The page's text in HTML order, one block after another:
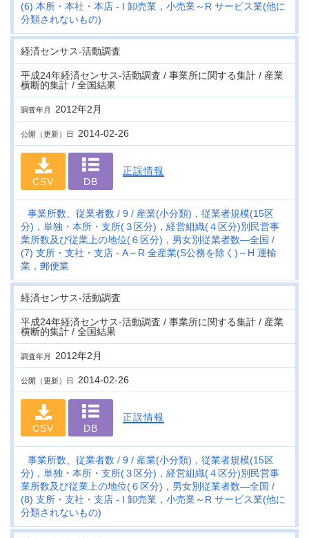
(6) 本所・本社・本店 - I 卸売業，小売業～R サービス業(他に
分類されないもの)
経済センサス‐活動調査
平成24年経済センサス‐活動調査 / 事業所に関する集計 / 産業
横断的集計 / 全国結果
調査年月 2012年2月
公開（更新）日 2014-02-26
CSV DB
正誤情報
事業所数、従業者数 9
産業(小分類)，従業者規模(15区
分)，単独・本所・支所(３区分)，経営組織(４区分)別民営事
業所数及び従業上の地位(６区分)，男女別従業者数―全国
(7) 支所・支社・支店 - A～R 全産業(S公務を除く)～H 運輸
業，郵便業
経済センサス‐活動調査
平成24年経済センサス‐活動調査 / 事業所に関する集計 / 産業
横断的集計 / 全国結果
調査年月 2012年2月
公開（更新）日 2014-02-26
CSV DB
正誤情報
事業所数、従業者数 9
産業(小分類)，従業者規模(15区
分)，単独・本所・支所(３区分)，経営組織(４区分)別民営事
業所数及び従業上の地位(６区分)，男女別従業者数―全国
(8) 支所・支社・支店 - I 卸売業，小売業～R サービス業(他に
分類されないもの)